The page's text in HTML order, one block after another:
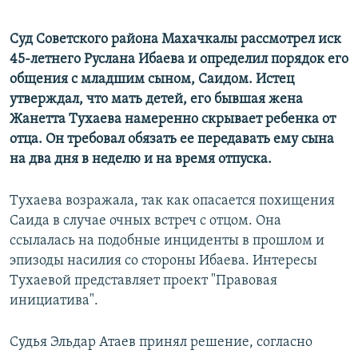
Суд Советского района Махачкалы рассмотрел иск
45-летнего Руслана Ибаева и определил порядок его
общения с младшим сыном, Саидом. Истец
утверждал, что мать детей, его бывшая жена
Жанетта Тухаева намеренно скрывает ребенка от
отца. Он требовал обязать ее передавать ему сына
на два дня в неделю и на время отпуска.
Тухаева возражала, так как опасается похищения
Саида в случае очных встреч с отцом. Она
ссылалась на подобные инциденты в прошлом и
эпизоды насилия со стороны Ибаева. Интересы
Тухаевой представляет проект "Правовая
инициатива".
Судья Эльдар Атаев принял решение, согласно